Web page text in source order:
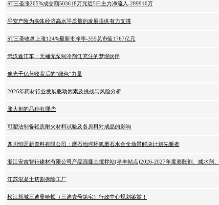
ST三圣涨205%成交额503618万元近5日主力净流入-289910万
平安产险为实体经济高水平质量的发展提供有力支撑
ST三圣收盘上涨124%最新市净率-359总市值1767亿元
武汉鑫江车：无桶无泵制冷剂低充注的梦境伙伴
豫光千亿营收背后的“绿色”力量
2026年药材行业发展驱动因素及挑战与风险分析
胀大剂的品种有哪些
可塑法制备轻质耐火材料试验及各原料对成品的影响
四川恒匠新资料有限公司：磨石地坪环氧磨石水金全场景解决计划先驱者
浙江安吉智行建材有限公司产品混凝土搅拌站(孝丰站点)2026-2027年度膨胀剂、减水剂
江苏混凝土切割拆除工厂
松江新城三迪曼哈顿（三迪壹号第宅）行政中心规划鉴赏！